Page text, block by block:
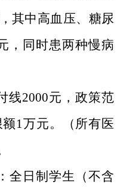
其中高血压、糖尿
，同时患两种慢病
线2000元，政策范
1万元。（所有医
全日制学生（不含